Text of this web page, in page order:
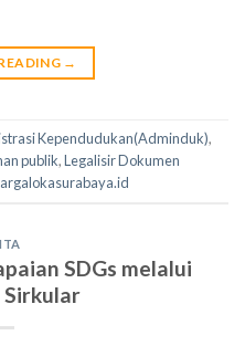
→
Kependudukan(Adminduk),
publik,Legalisir Dokumen
SDGs melalui
Sirkular